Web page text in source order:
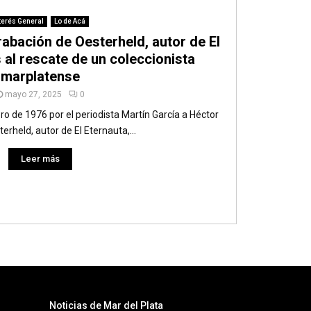
General Lo de Acá
de Oesterheld, autor de El
al rescate de un coleccionista
marplatense
mayo 27, 2025 0
de 1976 por el periodista Martín García a Héctor
autor de El Eternauta,...
Leer más
Noticias de Mar del Plata